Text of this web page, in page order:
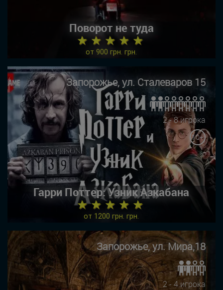
Поворот не туда
★ ★ ★ ★ ★
от 900 грн. грн.
Запорожье, ул. Сталеваров 15
2 - 8 игрока
10+
Гарри Поттер: Узник Азкабана
★ ★ ★ ★ ★
от 1200 грн. грн.
Запорожье, ул. Мира,18
2 - 4 игрока